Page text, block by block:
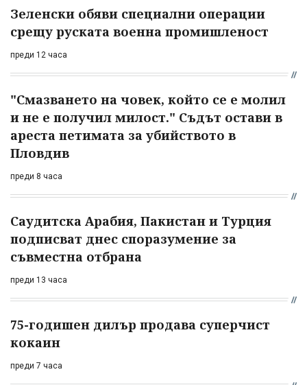
Зеленски обяви специални операции
срещу руската военна промишленост
преди 12 часа
"Смазването на човек, който се е молил
и не е получил милост." Съдът остави в
ареста петимата за убийството в
Пловдив
преди 8 часа
Саудитска Арабия, Пакистан и Турция
подписват днес споразумение за
съвместна отбрана
преди 13 часа
75-годишен дилър продава суперчист
кокаин
преди 7 часа